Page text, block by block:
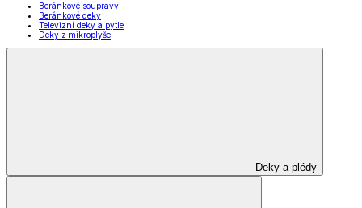
Beránkové soupravy
Beránkové deky
Televizní deky a pytle
Deky z mikroplyše
Deky a plédy